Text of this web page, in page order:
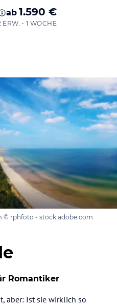
ab 1.590 €
ERW. • 1 WOCHE
© rphfoto - stock.adobe.com
Romantiker
aber: Ist sie wirklich so